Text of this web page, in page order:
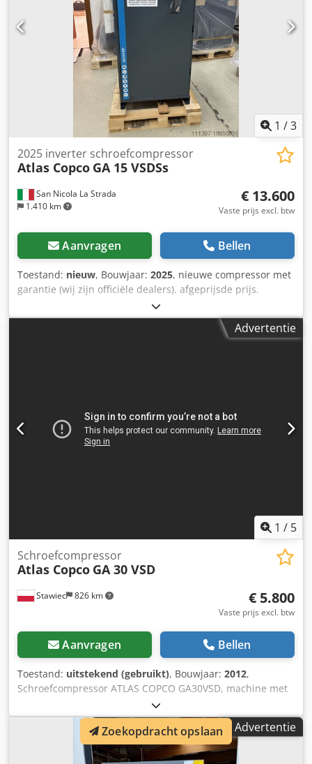
1 /3
San Nicola La Strada
1.410 km
2025 inverter schroefcompressor
Atlas Copco GA 15 VSDSs
€ 13.600
Vaste prijs excl. btw
Aanvragen Bellen
Toestand: nieuw, Bouwjaar: 2025, nieuwe compressor met
garantie (wij zijn officiële dealers). afgeprijsde prijs.
Adviesprijs 25441 euro. Mogelijkheid tot combineren met
Atlas Copco droger (beschikbaar). nieuwste technologische
model. Crodpfxswcm Hio Ac Hjf belangrijkste kenmerken:
Advertentie
1 / 5
Stawiec 826 km
Schroefcompressor
Atlas Copco GA 30 VSD
€ 5.800
Vaste prijs excl. btw
Aanvragen Bellen
Toestand: uitstekend (gebruikt), Bouwjaar: 2012,
Schroefcompressor ATLAS COPCO GA30VSD, machine met
frequentieregelaar na onderhoud Technische gegevens:
capaciteit: 5,58 m3/min; motorvermogen: 30 kW; Crodpfxsy
S T Ths Ac Hof max. druk: 13 bar; bouwjaar: 2012 auduur:
11.816 uur!!! Prijs: 24.500 netto 30.135 bruto Compressor is
volledig operationeel, klaar voor gebruik en geleverd met
Advertentie
Zoekopdracht opslaan